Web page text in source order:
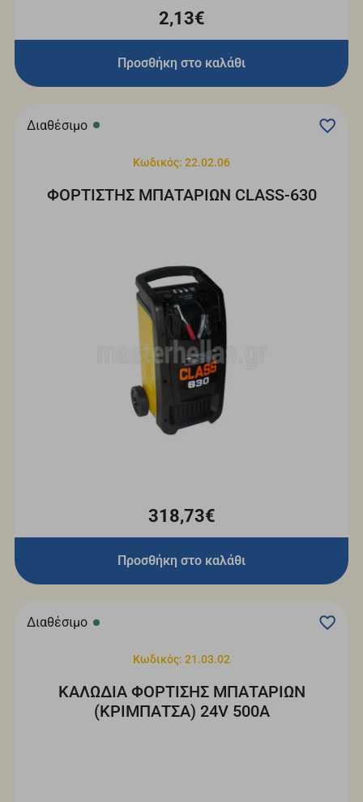
2,13€
Προσθήκη στο καλάθι
Διαθέσιμο
Κωδικός: 22.02.06
ΦΟΡΤΙΣΤΗΣ ΜΠΑΤΑΡΙΩΝ CLASS-630
318,73€
Προσθήκη στο καλάθι
Διαθέσιμο
Κωδικός: 21.03.02
ΚΑΛΩΔΙΑ ΦΟΡΤΙΣΗΣ ΜΠΑΤΑΡΙΩΝ
(ΚΡΙΜΠΑΤΣΑ) 24V 500A